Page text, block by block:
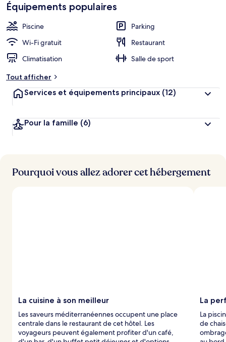
cœur
n
i
e
e
Équipements populaires
Piscine
Parking
Wi-Fi gratuit
Restaurant
Climatisation
Salle de sport
Tout afficher
Services et équipements principaux (12)
Pour la famille (6)
Pourquoi vous allez adorer cet hébergement
La cuisine à son meilleur
Les saveurs méditerranéennes occupent une place
centrale dans le restaurant de cet hôtel. Les
voyageurs peuvent également profiter d'un café,
La
La
de